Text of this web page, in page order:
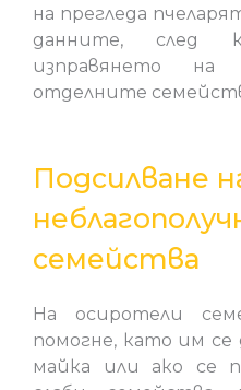
на прегледа
данните, след
изправянето
отделните
Подсилване
семейства
На осиротели
помогне, като им се
майка или ако се